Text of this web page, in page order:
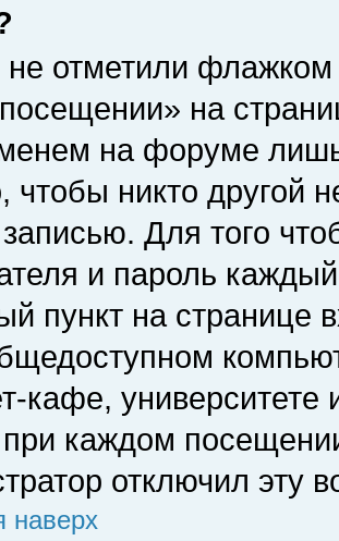
отметили флажком
на
на форуме
чтобы никто другой
Для того
и пароль
пункт на
кафе, университете
каждом
отключил эту
наверх